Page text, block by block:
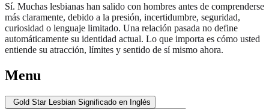
Sí. Muchas lesbianas han salido con hombres antes de comprenderse
más claramente, debido a la presión, incertidumbre, seguridad,
curiosidad o lenguaje limitado. Una relación pasada no define
automáticamente su identidad actual. Lo que importa es cómo usted
entiende su atracción, límites y sentido de sí mismo ahora.
Menu
Gold Star Lesbian Significado en Inglés